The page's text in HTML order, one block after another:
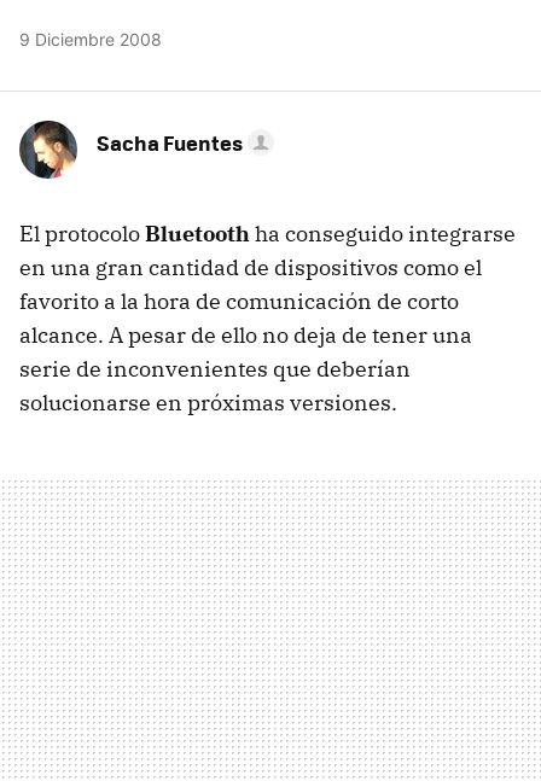
9 Diciembre 2008
Sacha Fuentes
El protocoloBluetoothha conseguido integrarse
en una gran cantidad de dispositivos como el
favorito a la hora de comunicación de corto
alcance. A pesar de ello no deja de tener una
serie de inconvenientes que deberían
solucionarse en próximas versiones.